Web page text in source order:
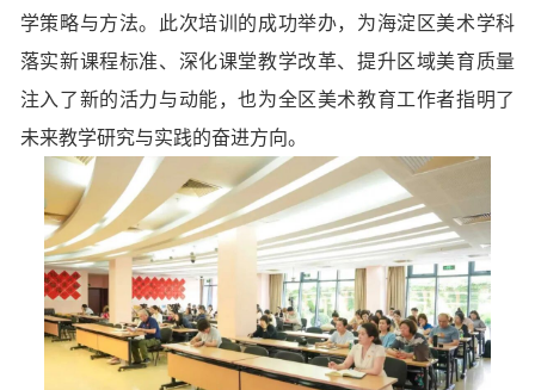
学策略与方法。此次培训的成功举办，为海淀区美术学科
落实新课程标准、深化课堂教学改革、提升区域美育质量
注入了新的活力与动能，也为全区美术教育工作者指明了
未来教学研究与实践的奋进方向。